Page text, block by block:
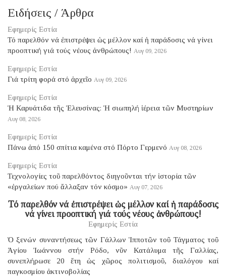
Ειδήσεις / Άρθρα
Εφημερίς Εστία
Τό παρελθόν νά ἐπιστρέψει ὡς μέλλον καί ἡ παράδοσις νά γίνει
προοπτική γιά τούς νέους ἀνθρώπους! Αυγ 09, 2026
Εφημερίς Εστία
Γιά τρίτη φορά στό ἀρχεῖο Αυγ 09, 2026
Εφημερίς Εστία
Ἡ Καρυάτιδα τῆς Ἐλευσίνας: Ἡ σιωπηλή ἱέρεια τῶν Μυστηρίων
Αυγ 08, 2026
Εφημερίς Εστία
Πάνω ἀπό 150 σπίτια καμένα στό Πόρτο Γερμενό Αυγ 08, 2026
Εφημερίς Εστία
Τεχνολογίες τοῦ παρελθόντος διηγοῦνται τήν ἱστορία τῶν
«ἐργαλείων πού ἄλλαξαν τόν κόσμο» Αυγ 07, 2026
Τό παρελθόν νά ἐπιστρέψει ὡς μέλλον καί ἡ παράδοσις
νά γίνει προοπτική γιά τούς νέους ἀνθρώπους!
Εφημερίς Εστία
Ὁ ξενών συναντήσεως τῶν Γάλλων Ἱπποτῶν τοῦ Τάγματος τοῦ
Ἁγίου Ἰωάννου στήν Ρόδο, νῦν Κατάλυμα τῆς Γαλλίας,
συνεπλήρωσε 20 ἔτη ὡς χῶρος πολιτισμοῦ, διαλόγου καί
παγκοσμίου ἀκτινοβολίας